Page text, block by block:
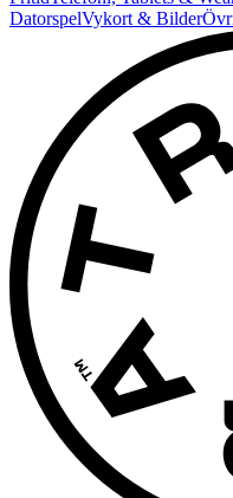
DatorspelVykort & Bilder